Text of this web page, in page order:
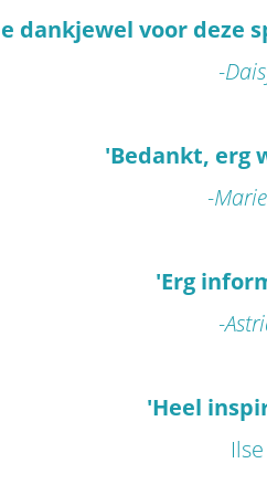
dankjewel voor deze
-
'Bedankt, erg
-
'Erg
-
'Heel
Ilse